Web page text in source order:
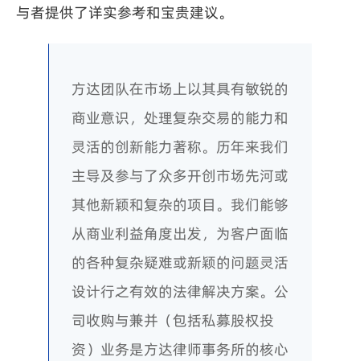
与者提供了详实参考和宝贵建议。
方达团队在市场上以其具有敏锐的
商业意识，处理复杂交易的能力和
灵活的创新能力著称。历年来我们
主导及参与了众多开创市场先河或
其他新颖和复杂的项目。我们能够
从商业利益角度出发，为客户面临
的各种复杂疑难或新颖的问题灵活
设计行之有效的法律解决方案。公
司收购与兼并（包括私募股权投
资）业务是方达律师事务所的核心